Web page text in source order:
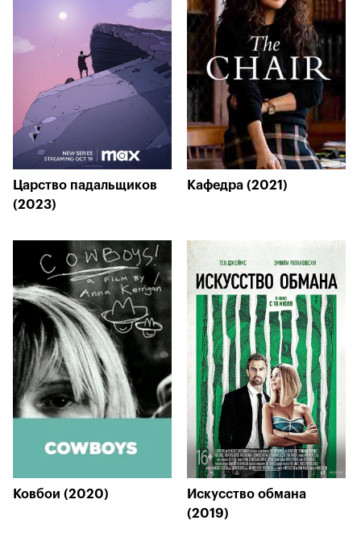
Царство падальщиков
(2023)
Кафедра (2021)
Ковбои (2020)
Искусство обмана
(2019)